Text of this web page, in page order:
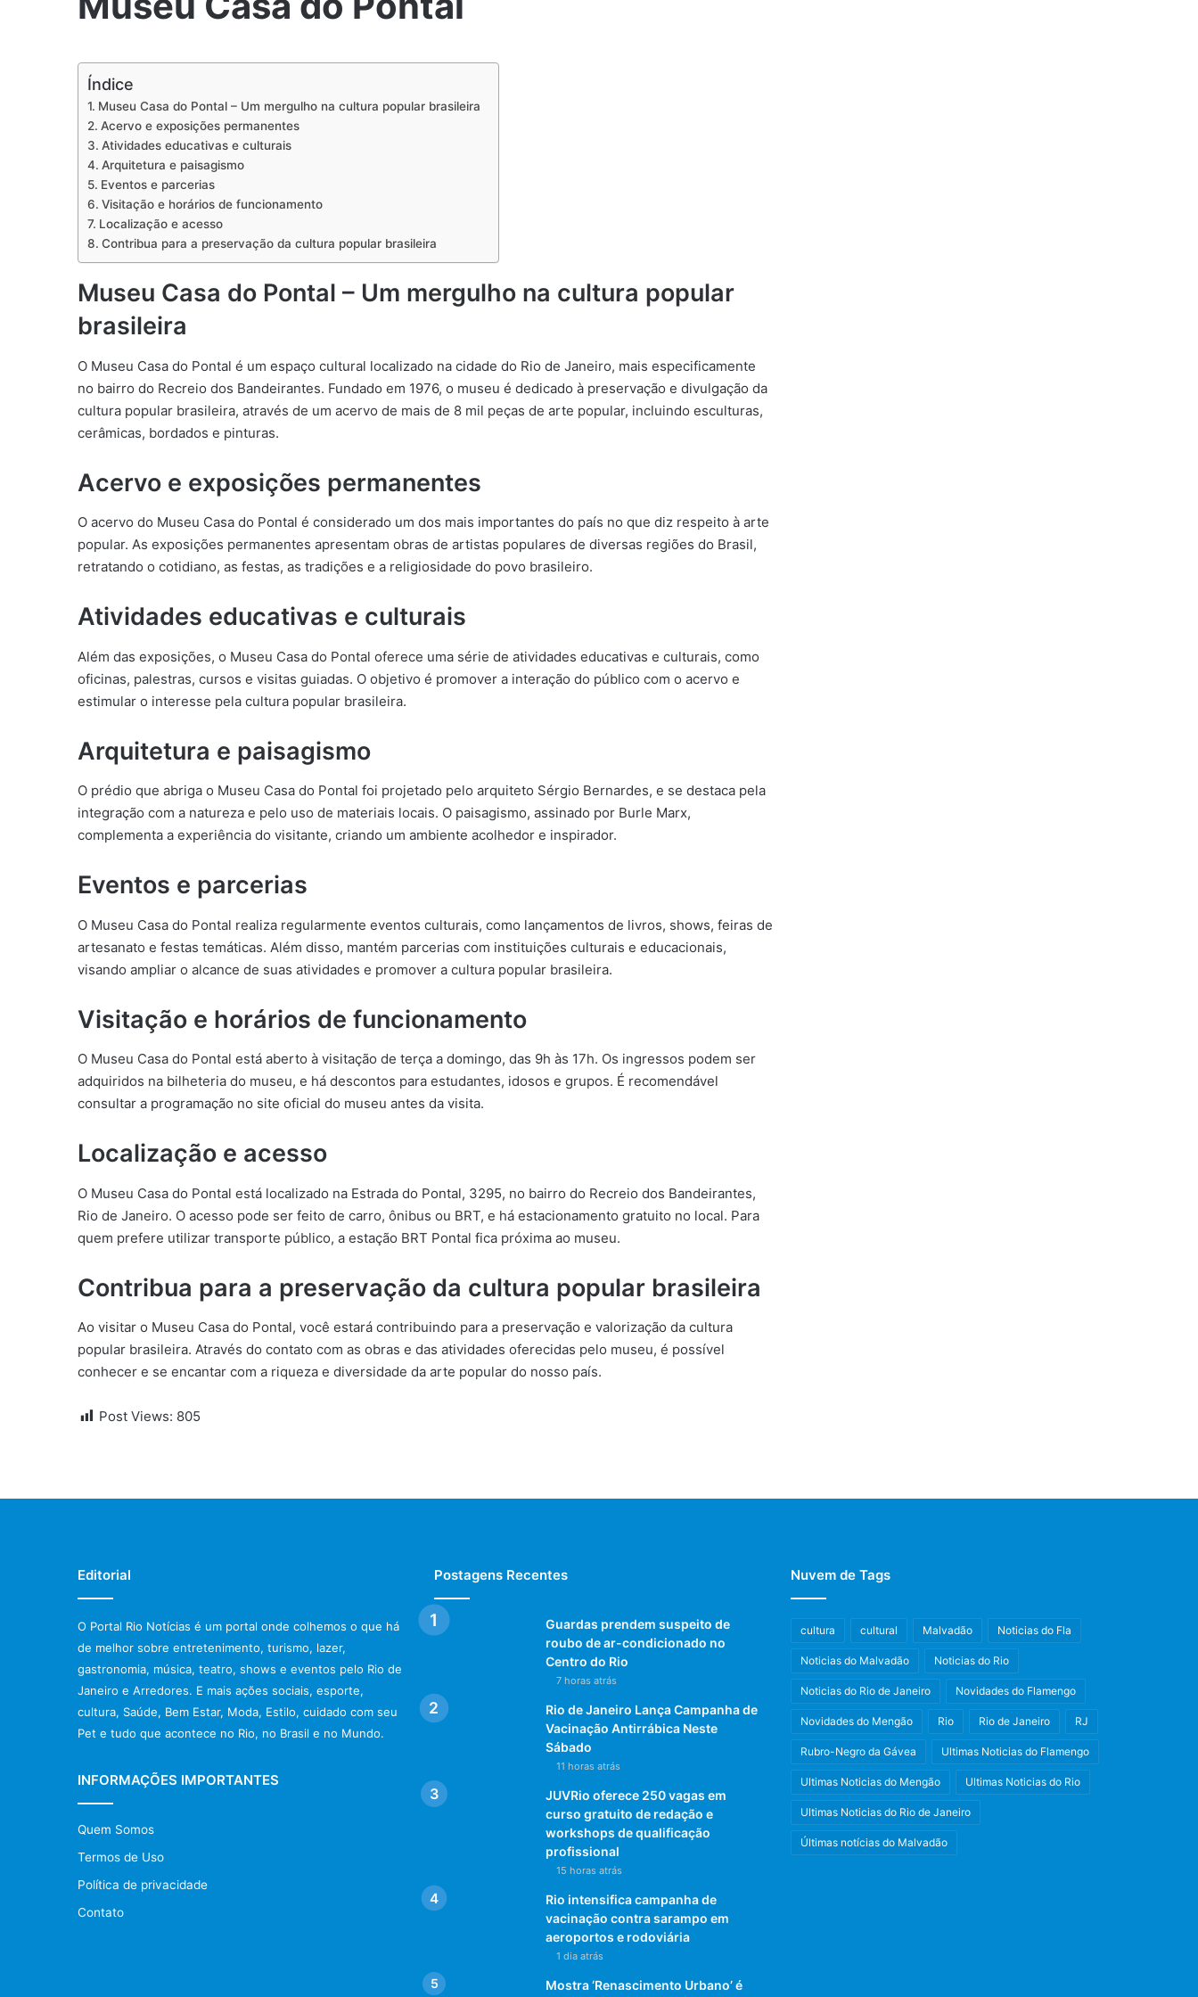
Índice
Museu Casa do Pontal – Um mergulho na cultura popular brasileira
Acervo e exposições permanentes
Atividades educativas e culturais
Arquitetura e paisagismo
Eventos e parcerias
Visitação e horários de funcionamento
Localização e acesso
Contribua para a preservação da cultura popular brasileira
Museu Casa do Pontal – Um mergulho na cultura popular
brasileira
O Museu Casa do Pontal é um espaço cultural localizado na cidade do Rio de Janeiro, mais especificamente
no bairro do Recreio dos Bandeirantes. Fundado em 1976, o museu é dedicado à preservação e divulgação da
cultura popular brasileira, através de um acervo de mais de 8 mil peças de arte popular, incluindo esculturas,
cerâmicas, bordados e pinturas.
Acervo e exposições permanentes
O acervo do Museu Casa do Pontal é considerado um dos mais importantes do país no que diz respeito à arte
popular. As exposições permanentes apresentam obras de artistas populares de diversas regiões do Brasil,
retratando o cotidiano, as festas, as tradições e a religiosidade do povo brasileiro.
Atividades educativas e culturais
Além das exposições, o Museu Casa do Pontal oferece uma série de atividades educativas e culturais, como
oficinas, palestras, cursos e visitas guiadas. O objetivo é promover a interação do público com o acervo e
estimular o interesse pela cultura popular brasileira.
Arquitetura e paisagismo
O prédio que abriga o Museu Casa do Pontal foi projetado pelo arquiteto Sérgio Bernardes, e se destaca pela
integração com a natureza e pelo uso de materiais locais. O paisagismo, assinado por Burle Marx,
complementa a experiência do visitante, criando um ambiente acolhedor e inspirador.
Eventos e parcerias
O Museu Casa do Pontal realiza regularmente eventos culturais, como lançamentos de livros, shows, feiras de
artesanato e festas temáticas. Além disso, mantém parcerias com instituições culturais e educacionais,
visando ampliar o alcance de suas atividades e promover a cultura popular brasileira.
Visitação e horários de funcionamento
O Museu Casa do Pontal está aberto à visitação de terça a domingo, das 9h às 17h. Os ingressos podem ser
adquiridos na bilheteria do museu, e há descontos para estudantes, idosos e grupos. É recomendável
consultar a programação no site oficial do museu antes da visita.
Localização e acesso
O Museu Casa do Pontal está localizado na Estrada do Pontal, 3295, no bairro do Recreio dos Bandeirantes,
Rio de Janeiro. O acesso pode ser feito de carro, ônibus ou BRT, e há estacionamento gratuito no local. Para
quem prefere utilizar transporte público, a estação BRT Pontal fica próxima ao museu.
Contribua para a preservação da cultura popular brasileira
Ao visitar o Museu Casa do Pontal, você estará contribuindo para a preservação e valorização da cultura
popular brasileira. Através do contato com as obras e das atividades oferecidas pelo museu, é possível
conhecer e se encantar com a riqueza e diversidade da arte popular do nosso país.
Post Views: 805
Editorial
O Portal Rio Notícias é um portal onde colhemos o que há
de melhor sobre entretenimento, turismo, lazer,
gastronomia, música, teatro, shows e eventos pelo Rio de
Janeiro e Arredores. E mais ações sociais, esporte,
cultura, Saúde, Bem Estar, Moda, Estilo, cuidado com seu
Pet e tudo que acontece no Rio, no Brasil e no Mundo.
INFORMAÇÕES IMPORTANTES
Quem Somos
Termos de Uso
Política de privacidade
Contato
Postagens Recentes
Guardas prendem suspeito de
roubo de ar-condicionado no
Centro do Rio
7 horas atrás
Rio de Janeiro Lança Campanha de
Vacinação Antirrábica Neste
Sábado
11 horas atrás
JUVRio oferece 250 vagas em
curso gratuito de redação e
workshops de qualificação
profissional
15 horas atrás
Rio intensifica campanha de
vacinação contra sarampo em
aeroportos e rodoviária
1 dia atrás
Mostra ‘Renascimento Urbano’ é
Nuvem de Tags
cultura cultural Malvadão Noticias do Fla
Noticias do Malvadão Noticias do Rio
Noticias do Rio de Janeiro Novidades do Flamengo
Novidades do Mengão Rio Rio de Janeiro RJ
Rubro-Negro da Gávea Ultimas Noticias do Flamengo
Ultimas Noticias do Mengão Ultimas Noticias do Rio
Ultimas Noticias do Rio de Janeiro
Últimas notícias do Malvadão